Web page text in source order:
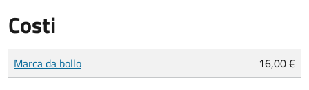
Costi
Tipo di pagamento
Importo
Marca da bollo 16,00 €